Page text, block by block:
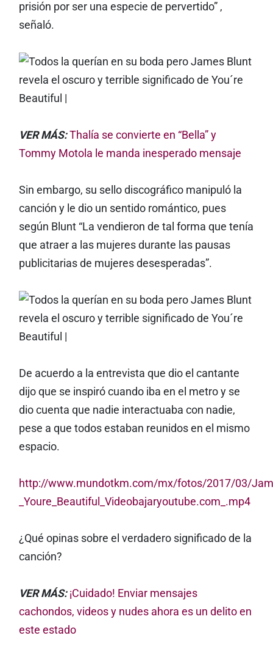
prisión por ser una especie de pervertido” ,
señaló.
VER MÁS: Thalía se convierte en “Bella” y
Tommy Motola le manda inesperado mensaje
Sin embargo, su sello discográfico manipuló la
canción y le dio un sentido romántico, pues
según Blunt “La vendieron de tal forma que tenía
que atraer a las mujeres durante las pausas
publicitarias de mujeres desesperadas”.
De acuerdo a la entrevista que dio el cantante
dijo que se inspiró cuando iba en el metro y se
dio cuenta que nadie interactuaba con nadie,
pese a que todos estaban reunidos en el mismo
espacio.
http://www.mundotkm.com/mx/fotos/2017/03/
_Youre_Beautiful_Videobajaryoutube.com_.mp4
¿Qué opinas sobre el verdadero significado de la
canción?
VER MÁS: ¡Cuidado! Enviar mensajes
cachondos, videos y nudes ahora es un delito en
este estado